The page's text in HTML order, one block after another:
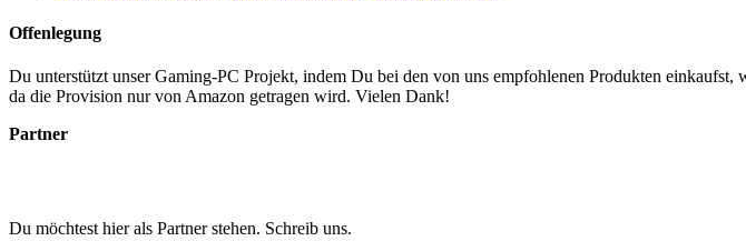
Offenlegung
Du unterstützt unser Gaming-PC Projekt, indem Du bei den von uns empfohlenen Produkten
da die Provision nur von Amazon getragen wird. Vielen Dank!
Partner
Du möchtest hier als Partner stehen. Schreib uns.